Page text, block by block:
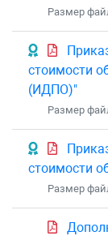
Размер
стоимости
(ИДПО)"
Размер
стоимости
Размер